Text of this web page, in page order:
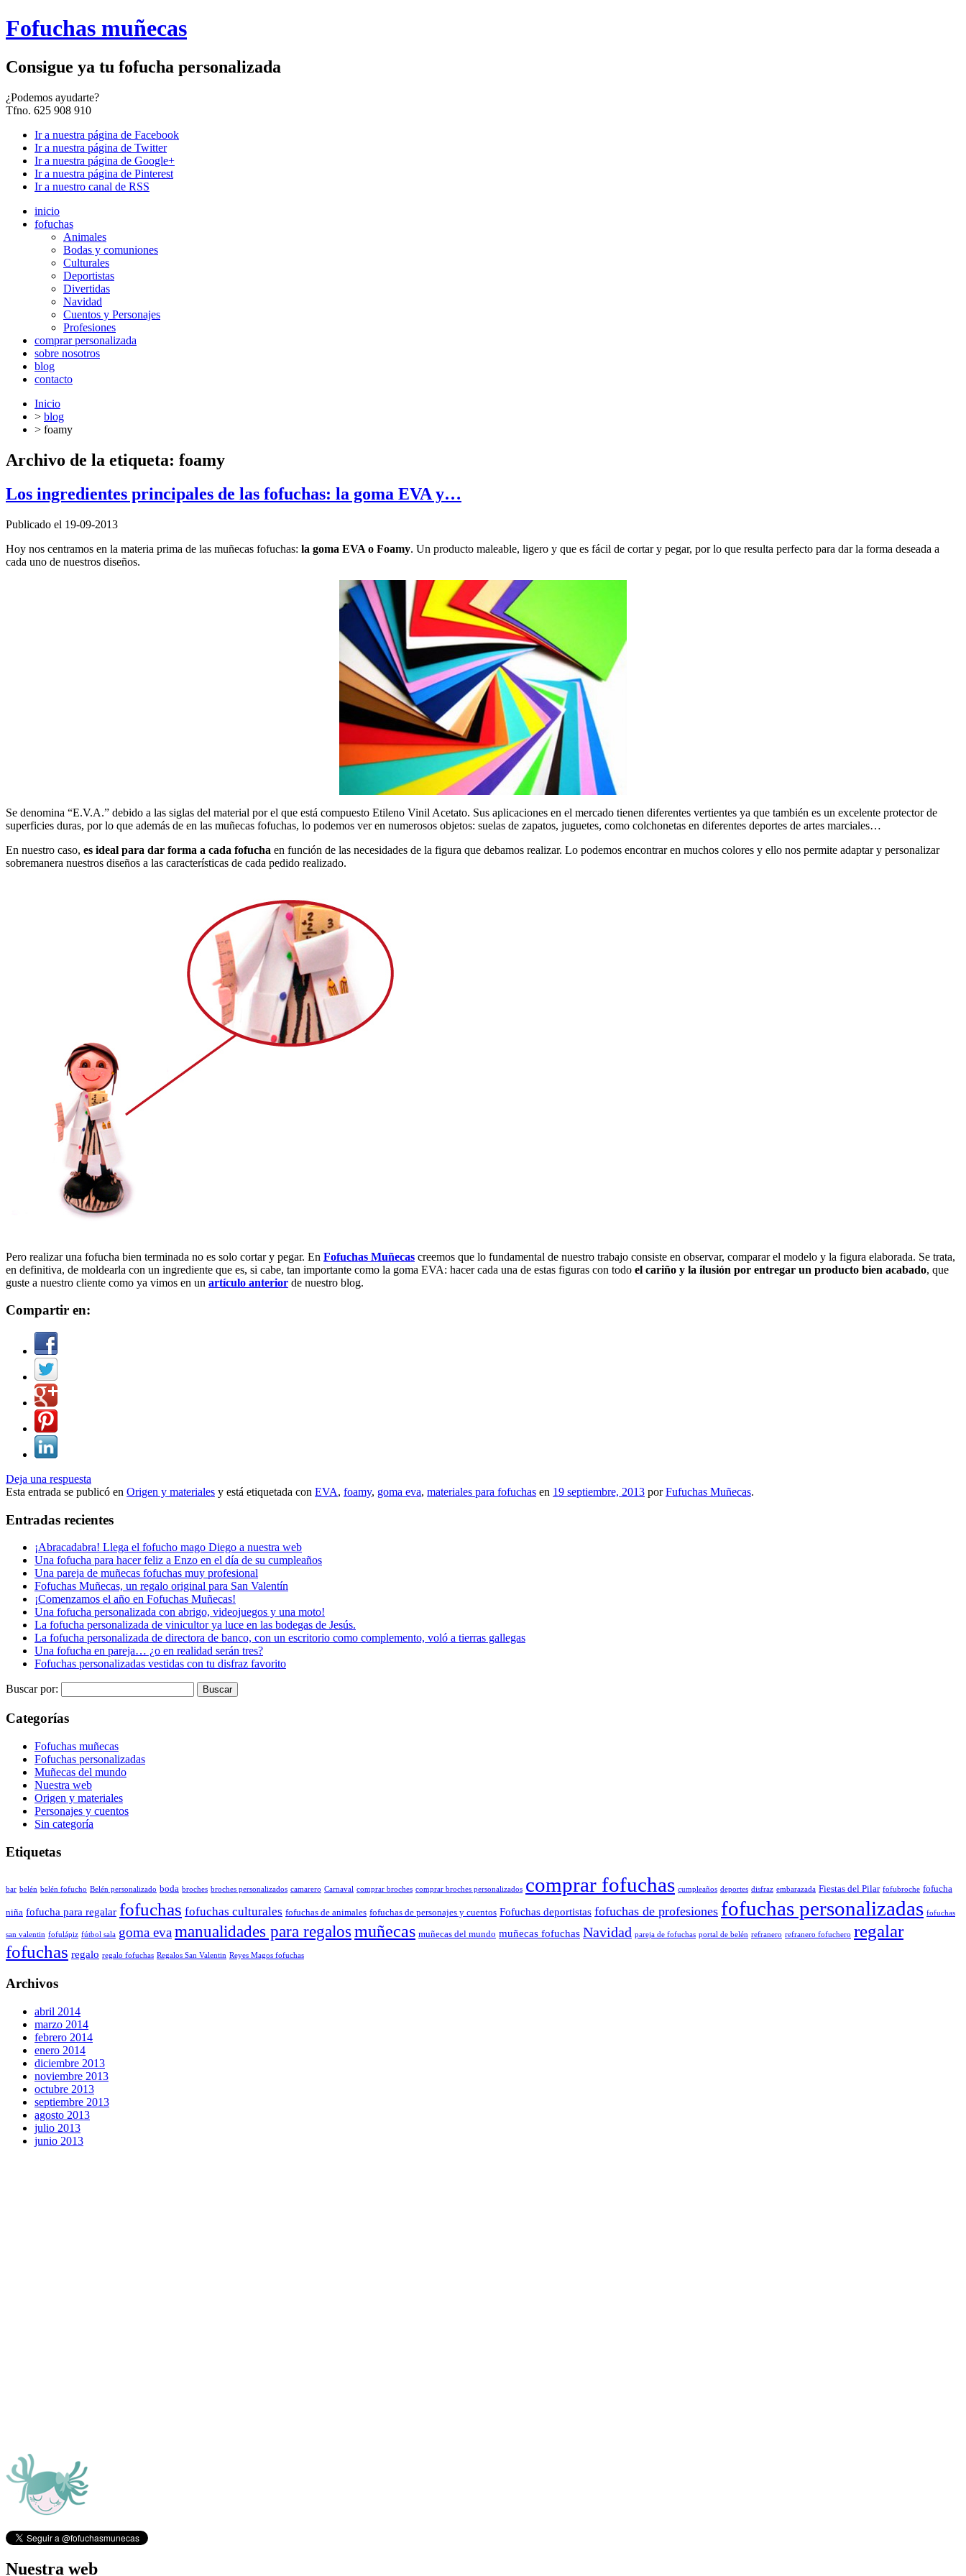
Fofuchas muñecas
Consigue ya tu fofucha personalizada
¿Podemos ayudarte?
Tfno. 625 908 910
Ir a nuestra página de Facebook
Ir a nuestra página de Twitter
Ir a nuestra página de Google+
Ir a nuestra página de Pinterest
Ir a nuestro canal de RSS
inicio
fofuchas
Animales
Bodas y comuniones
Culturales
Deportistas
Divertidas
Navidad
Cuentos y Personajes
Profesiones
comprar personalizada
sobre nosotros
blog
contacto
Inicio
> blog
> foamy
Archivo de la etiqueta: foamy
Los ingredientes principales de las fofuchas: la goma EVA y…
Publicado el 19-09-2013
Hoy nos centramos en la materia prima de las muñecas fofuchas: la goma EVA o Foamy. Un producto maleable, ligero y que es fácil de cortar y pegar, por lo que resulta perfecto para dar la forma deseada a
cada uno de nuestros diseños.
Se denomina “E.V.A.” debido a las siglas del material por el que está compuesto Etileno Vinil Acetato. Sus aplicaciones en el mercado tienen diferentes vertientes ya que también es un excelente protector de
superficies duras, por lo que además de en las muñecas fofuchas, lo podemos ver en numerosos objetos: suelas de zapatos, juguetes, como colchonetas en diferentes deportes de artes marciales…
En nuestro caso, es ideal para dar forma a cada fofucha en función de las necesidades de la figura que debamos realizar. Lo podemos encontrar en muchos colores y ello nos permite adaptar y personalizar
sobremanera nuestros diseños a las características de cada pedido realizado.
Pero realizar una fofucha bien terminada no es solo cortar y pegar. En Fofuchas Muñecas creemos que lo fundamental de nuestro trabajo consiste en observar, comparar el modelo y la figura elaborada. Se trata,
en definitiva, de moldearla con un ingrediente que es, si cabe, tan importante como la goma EVA: hacer cada una de estas figuras con todo el cariño y la ilusión por entregar un producto bien acabado, que
guste a nuestro cliente como ya vimos en un artículo anterior de nuestro blog.
Compartir en:
Deja una respuesta
Esta entrada se publicó en Origen y materiales y está etiquetada con EVA, foamy, goma eva, materiales para fofuchas en 19 septiembre, 2013 porFufuchas Muñecas.
Entradas recientes
¡Abracadabra! Llega el fofucho mago Diego a nuestra web
Una fofucha para hacer feliz a Enzo en el día de su cumpleaños
Una pareja de muñecas fofuchas muy profesional
Fofuchas Muñecas, un regalo original para San Valentín
¡Comenzamos el año en Fofuchas Muñecas!
Una fofucha personalizada con abrigo, videojuegos y una moto!
La fofucha personalizada de vinicultor ya luce en las bodegas de Jesús.
La fofucha personalizada de directora de banco, con un escritorio como complemento, voló a tierras gallegas
Una fofucha en pareja… ¿o en realidad serán tres?
Fofuchas personalizadas vestidas con tu disfraz favorito
Buscar por:
Categorías
Fofuchas muñecas
Fofuchas personalizadas
Muñecas del mundo
Nuestra web
Origen y materiales
Personajes y cuentos
Sin categoría
Etiquetas
bar belén belén fofucho Belén personalizado boda broches broches personalizados camarero Carnaval comprar broches comprar broches personalizados comprar fofuchas cumpleaños deportes disfraz embarazada Fiestas del Pilar fofubroche fofucha
niña fofucha para regalar fofuchas fofuchas culturales fofuchas de animales fofuchas de personajes y cuentos Fofuchas deportistas fofuchas de profesiones fofuchas personalizadas fofuchas
san valentin fofulápiz fútbol sala goma evamanualidades para regalos muñecas muñecas del mundo muñecas fofuchas Navidad pareja de fofuchas portal de belén refranero refranero fofuchero regalar
fofuchas regalo regalo fofuchas Regalos San Valentin Reyes Magos fofuchas
Archivos
abril 2014
marzo 2014
febrero 2014
enero 2014
diciembre 2013
noviembre 2013
octubre 2013
septiembre 2013
agosto 2013
julio 2013
junio 2013
Nuestra web